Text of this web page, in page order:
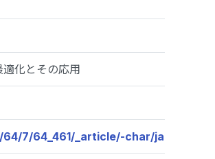
化とその応用
7/64_461/_article/-char/ja